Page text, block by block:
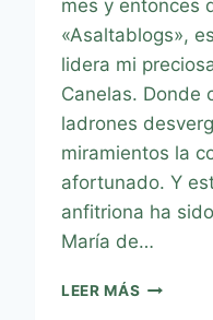
mes y entonces
«Asaltablogs»,
lidera mi
Canelas. Donde
ladrones
miramientos la
afortunado. Y
anfitriona ha
María de…
LEER MÁS